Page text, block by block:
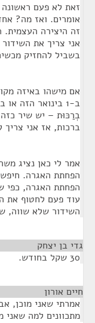
זאת לא פעם
אומרים. ואז מה?
זה היצירה
אני צריך את
בשביל להחזיק
אם מישהו באיזה
ברכות, אז אני
אמר לי כאן נציג
הפחתת האגרה.
הפחתת האגרה, כפי
עוד פעם לחטוף את
השידור שלא שווה,
גדי בן יצחק
30 שקל בחודש.
חיים אורון
אמרתי שאני מוכן,
מתכוונים למה שאני